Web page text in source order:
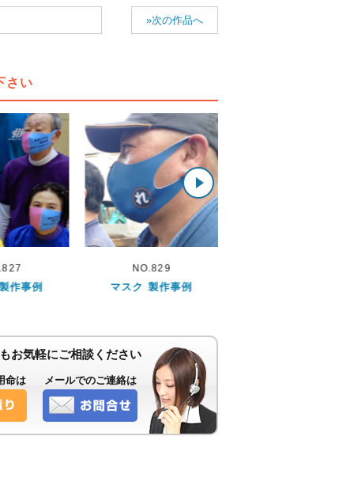
»次の作品へ
さい
作事例
NO.796
マスク 製作事例
お気軽にご相談ください
命は メールでのご連絡は